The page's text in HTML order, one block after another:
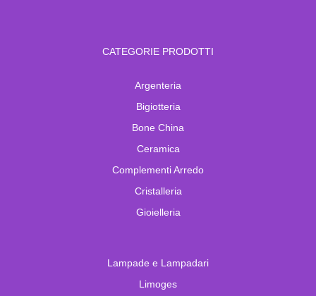
CATEGORIE PRODOTTI
Argenteria
Bigiotteria
Bone China
Ceramica
Complementi Arredo
Cristalleria
Gioielleria
Lampade e Lampadari
Limoges